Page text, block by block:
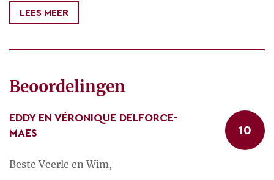
Ook wandelaars en fietsers komen hier zeker aan
LEES MEER
Beoordelingen
EDDY EN VÉRONIQUE DELFORCE-
MAES
Beste Veerle en Wim,
10